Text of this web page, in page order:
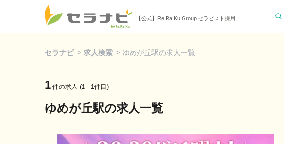
【公式】Re.Ra.Ku Group セラピスト採用
セラナビ > 求人検索 > ゆめが丘駅の求人一覧
1 件の求人 (1 - 1件目)
ゆめが丘駅の求人一覧